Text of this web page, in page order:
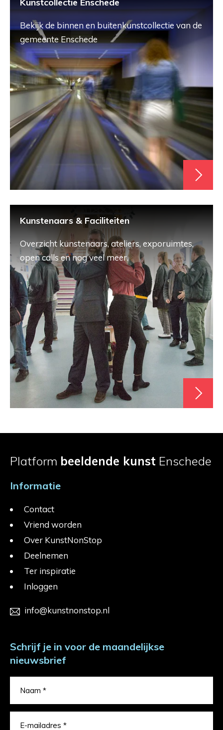
Kunstcollectie Enschede
Bekijk de binnen en buitenkunstcollectie van de
gemeente Enschede
Kunstenaars & Faciliteiten
Overzicht kunstenaars, ateliers, exporuimtes,
open calls en nog veel meer.
Platform beeldende kunst Enschede
Informatie
Contact
Vriend worden
Over KunstNonStop
Deelnemen
Ter inspiratie
Inloggen
info@kunstnonstop.nl
Schrijf je in voor de maandelijkse
nieuwsbrief